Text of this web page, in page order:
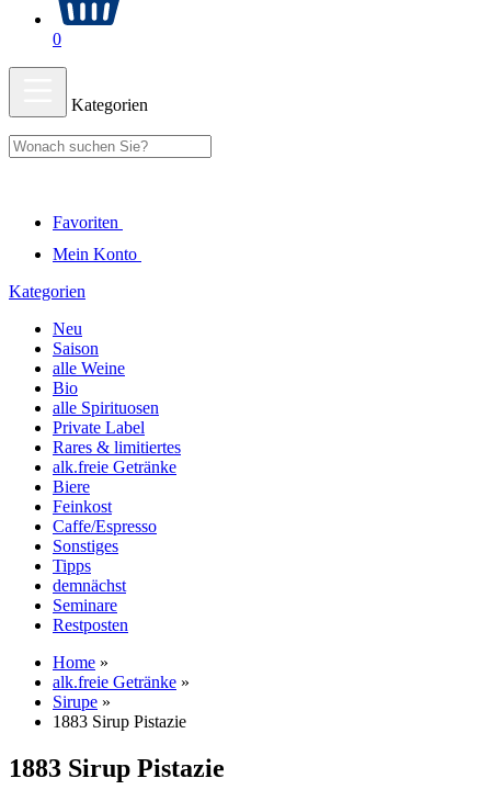
0
Kategorien
Favoriten
Mein Konto
Kategorien
Neu
Saison
alle Weine
Bio
alle Spirituosen
Private Label
Rares & limitiertes
alk.freie Getränke
Biere
Feinkost
Caffe/Espresso
Sonstiges
Tipps
demnächst
Seminare
Restposten
Home »
alk.freie Getränke »
Sirupe »
1883 Sirup Pistazie
1883 Sirup Pistazie